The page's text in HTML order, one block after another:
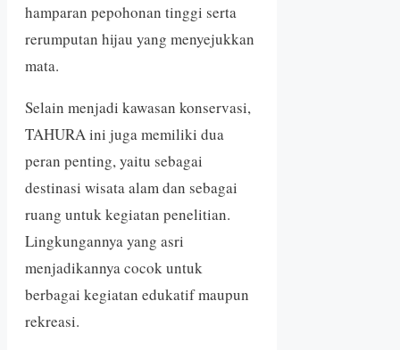
hamparan pepohonan tinggi serta
rerumputan hijau yang menyejukkan
mata.
Selain menjadi kawasan konservasi,
TAHURA ini juga memiliki dua
peran penting, yaitu sebagai
destinasi wisata alam dan sebagai
ruang untuk kegiatan penelitian.
Lingkungannya yang asri
menjadikannya cocok untuk
berbagai kegiatan edukatif maupun
rekreasi.